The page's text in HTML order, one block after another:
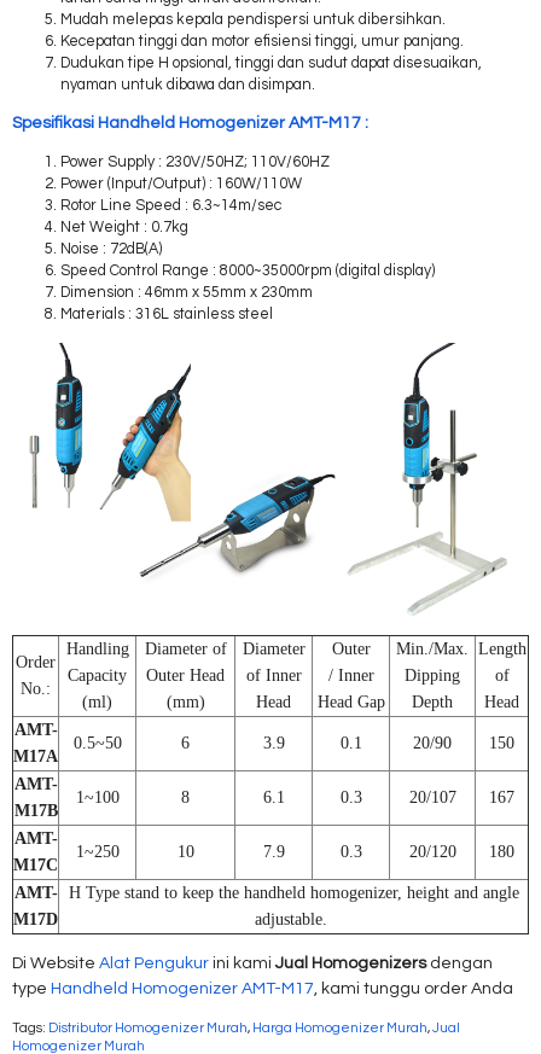
Mudah melepas kepala pendispersi untuk dibersihkan.
Kecepatan tinggi dan motor efisiensi tinggi, umur panjang.
Dudukan tipe H opsional, tinggi dan sudut dapat disesuaikan,
nyaman untuk dibawa dan disimpan.
Spesifikasi Handheld Homogenizer AMT-M17 :
Power Supply : 230V/50HZ; 110V/60HZ
Power (Input/Output) : 160W/110W
Rotor Line Speed : 6.3~14m/sec
Net Weight : 0.7kg
Noise : 72dB(A)
Speed Control Range : 8000~35000rpm (digital display)
Dimension : 46mm x 55mm x 230mm
Materials : 316L stainless steel
Order
No.:
Handling
Capacity
(ml)
Diameter of
Outer Head
(mm)
Diameter
of Inner
Head
Outer
/ Inner
Head Gap
Min./Max.
Dipping
Depth
Length
of
Head
AMT-
M17A
0.5~50 6 3.9 0.1 20/90 150
AMT-
M17B
1~100 8 6.1 0.3 20/107 167
AMT-
M17C
1~250 10 7.9 0.3 20/120 180
AMT-
M17D
H Type stand to keep the handheld homogenizer, height and angle
adjustable.
Di Website Alat Pengukur ini kamiJual Homogenizersdengan
type Handheld Homogenizer AMT-M17, kami tunggu order Anda
Tags: Distributor Homogenizer Murah, Harga Homogenizer Murah,Jual
Homogenizer Murah